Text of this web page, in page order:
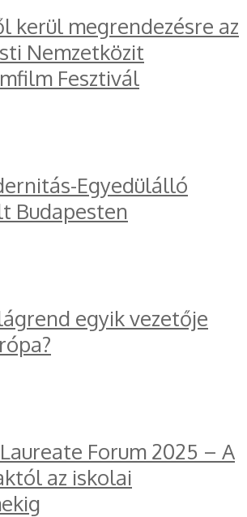
kerül megrendezésre az
Nemzetközit
Fesztivál
Egyedülálló
Budapesten
egyik vezetője
Forum 2025 – A
az iskolai